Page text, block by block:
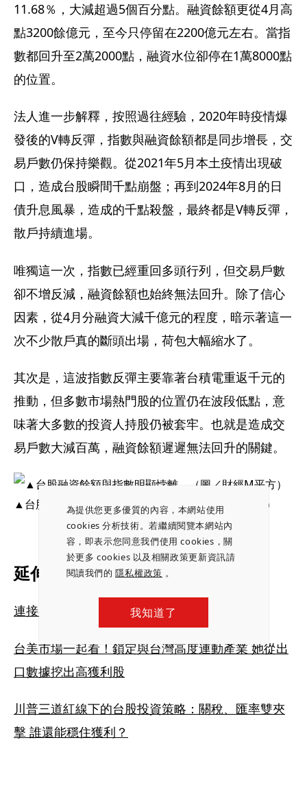
為提供您更多優質的內容，本網站使用
cookies 分析技術。若繼續閱覽本網站內
容，即表示您同意我們使用 cookies，關
於更多 cookies 以及相關政策更新資訊請
閱讀我們的隱私權政策 。
我知道了
11.68％，大減超過5個百分點。融資餘額更從4月高
點3200餘億元，至今只停留在2200億元左右。當指
數都回升至2萬2000點，融資水位卻停在1萬8000點
的位置。
法人進一步解釋，按照過往經驗，2020年時疫情爆
發後的V轉反彈，指數與融資餘額都是同步增長，交
易戶數仍保持樂觀。從2021年5月本土疫情出現破
口，造成台股瞬間千點崩盤；再到2024年8月的日
債升息風暴，造成的千點殺盤，最終都是V轉反彈，
散戶持續進場。
唯獨這一次，指數已經重回多頭行列，但交易戶數
卻不增反減，融資餘額也始終無法回升。除了信心
因素，從4月分融資大減千億元的程度，暗示著這一
次不少散戶真的斷頭出場，荷包大幅縮水了。
其次是，這波指數反彈主要靠著台積電重返千元的
推動，但多數市場熱門股的位置仍在波段低點，意
味著大多數的投資人持股仍被套牢。也就是造成交
易戶數大減百萬，融資餘額遲遲無法回升的關鍵。
▲台股融資餘額與指數明顯悖離。（圖／財經M平方）
延伸閱讀：
連接器三強 搶進AI商機
台美市場一起看！鎖定與台灣高度連動產業 她從出
口數據挖出高獲利股
川普三道紅線下的台股投資策略：關稅、匯率雙夾
擊 誰還能穩住獲利？